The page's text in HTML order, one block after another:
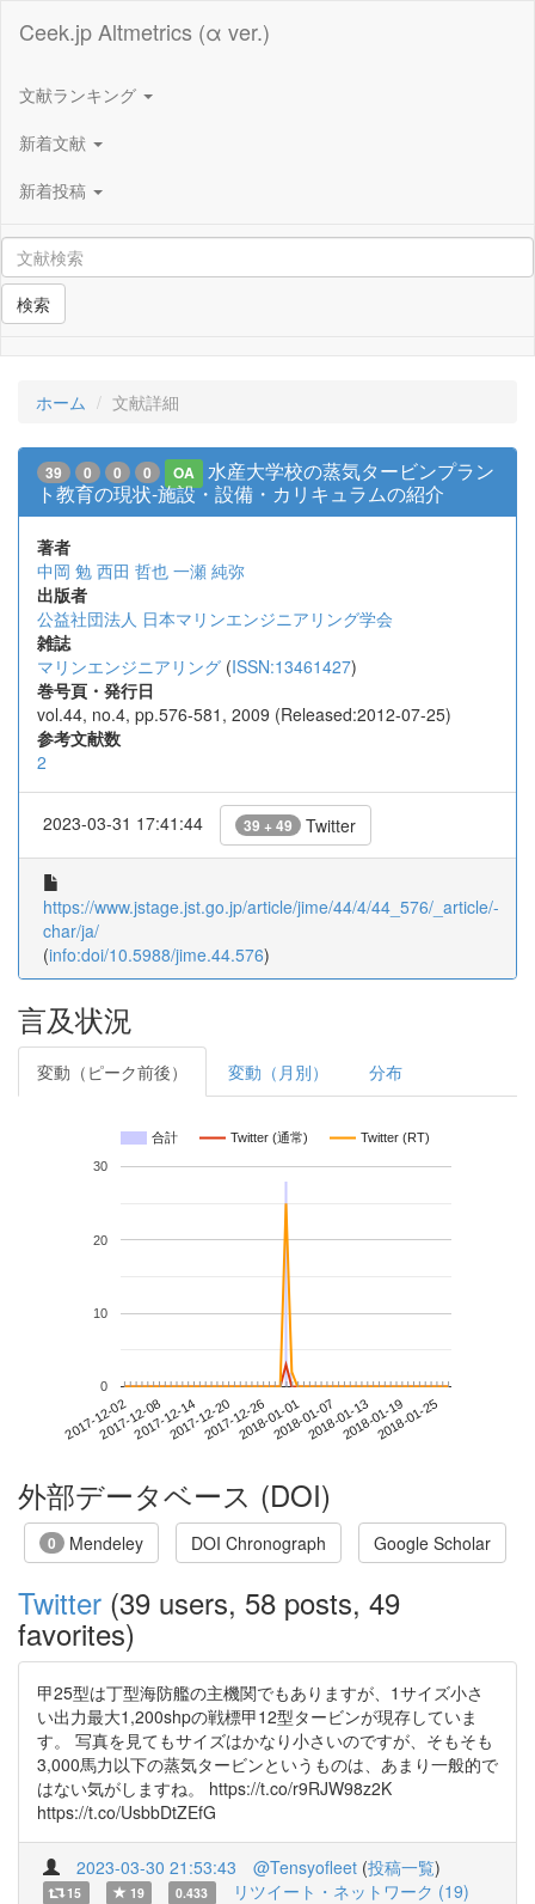
Ceek.jp Altmetrics (α ver.)
文献ランキング
新着文献
新着投稿
検索
ホーム 文献詳細
39 0 0 0 OA
水産大学校の蒸気タービンプラン
ト教育の現状-施設・設備・カリキュラムの紹介
著者
中岡 勉 西田 哲也 一瀬 純弥
出版者
公益社団法人 日本マリンエンジニアリング学会
雑誌
マリンエンジニアリング (ISSN:13461427)
巻号頁・発行日
vol.44, no.4, pp.576-581, 2009 (Released:2012-07-25)
参考文献数
2
2023-03-31 17:41:44 39 + 49 Twitter
https://www.jstage.jst.go.jp/article/jime/44/4/44_576/_article/-
char/ja/
(info:doi/10.5988/jime.44.576)
言及状況
変動（ピーク前後） 変動（月別） 分布
合計 Twitter (通常) Twitter (RT)
2017-12-022017-12-082017-12-142017-12-202017-12-262018-01-012018-01-072018-01-132018-01-192018-01-25
0
10
20
30
外部データベース (DOI)
0 Mendeley DOI Chronograph Google Scholar
Twitter (39 users, 58 posts, 49
favorites)
甲25型は丁型海防艦の主機関でもありますが、1サイズ小さ
い出力最大1,200shpの戦標甲12型タービンが現存していま
す。 写真を見てもサイズはかなり小さいのですが、そもそも
3,000馬力以下の蒸気タービンというものは、あまり一般的で
はない気がしますね。 https://t.co/r9RJW98z2K
https://t.co/UsbbDtZEfG
2023-03-30 21:53:43 @Tensyofleet (投稿一覧)
15 19 0.433 リツイート・ネットワーク (19)